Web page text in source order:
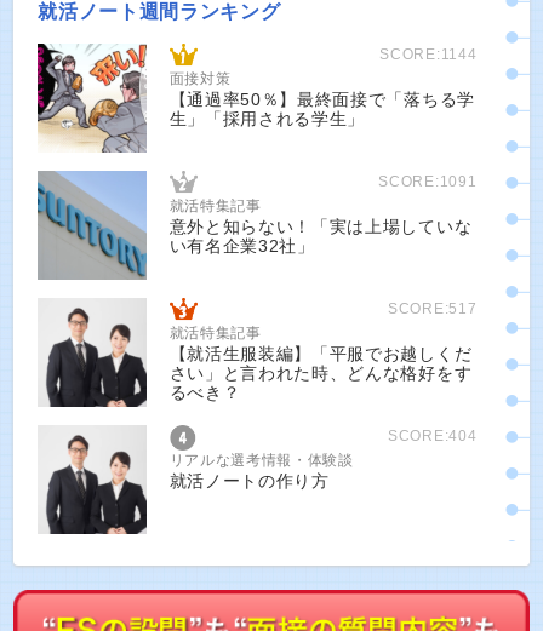
就活ノート週間ランキング
SCORE:1144
面接対策
【通過率50％】最終面接で「落ちる学
生」「採用される学生」
SCORE:1091
就活特集記事
意外と知らない！「実は上場していな
い有名企業32社」
SCORE:517
就活特集記事
【就活生服装編】「平服でお越しくだ
さい」と言われた時、どんな格好をす
るべき？
SCORE:404
リアルな選考情報・体験談
就活ノートの作り方